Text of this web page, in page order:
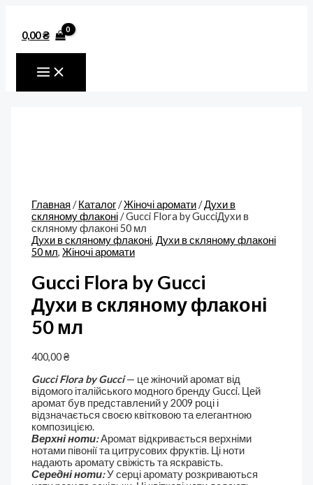
содержимому
0,00₴
Главная /Каталог/Жіночі аромати/Духи в
скляному флаконі/ Gucci Flora by GucciДухи в
скляному флаконі 50 мл
Духи в скляному флаконі,Духи в скляному флаконі
50 мл,Жіночі аромати
Gucci Flora by Gucci
Духи в скляному флаконі
50 мл
400,00₴
Gucci Flora by Gucci — це жіночий аромат від
відомого італійського модного бренду Gucci. Цей
аромат був представлений у 2009 році і
відзначається своєю квітковою та елегантною
композицією.
Верхні ноти:Аромат відкривається верхніми
нотами півонії та цитрусових фруктів. Ці ноти
надають аромату свіжість та яскравість.
Середні ноти:У серці аромату розкриваються
Gucci
Flora
by
GucciДухи
в